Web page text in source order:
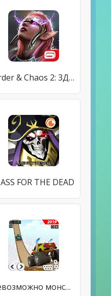
Order & Chaos 2: 3Д MMO РПГ
FOR THE DEAD
невозможно монстр грузовик Трюки: грузовик авария